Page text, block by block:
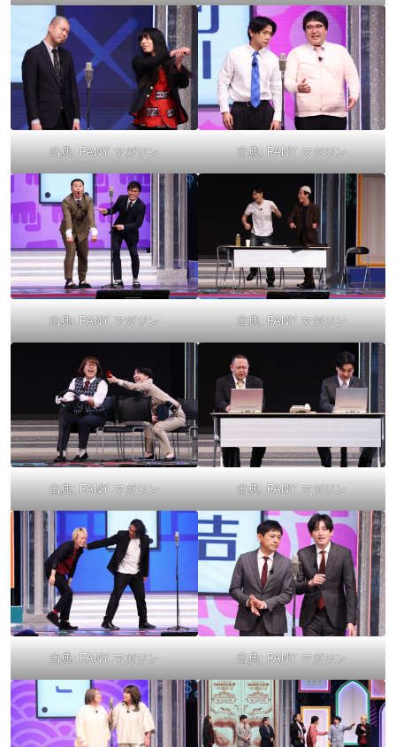
出典: FANY マガジン 出典: FANY マガジン
出典: FANY マガジン 出典: FANY マガジン
出典: FANY マガジン 出典: FANY マガジン
出典: FANY マガジン 出典: FANY マガジン